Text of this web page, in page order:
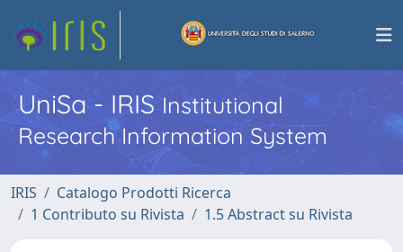
UniSa - IRISInstitutional
Research Information System
IRIS
Catalogo Prodotti Ricerca
1 Contributo su Rivista
1.5 Abstract su Rivista